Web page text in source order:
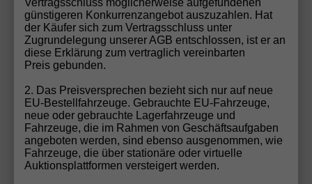
UVL:23.08.2026 30.390,– €
incl. 19% MwSt.
ab 236,– € mtl.
Vertragsschluss möglicherweise aufgefundenen
günstigeren Konkurrenzangebot auszuzahlen. Hat
der Käufer sich zum Vertragsschluss unter
Zugrundelegung unserer AGB entschlossen, ist er an
diese Erklärung zum vertraglich vereinbarten
Preis gebunden.
2. Das Preisversprechen bezieht sich nur auf neue
EU-Bestellfahrzeuge. Gebrauchte EU-Fahrzeuge,
neue oder gebrauchte Lagerfahrzeuge und
Fahrzeuge, die im Rahmen von Geschäftsaufgaben
angeboten werden, sind ebenso ausgenommen, wie
Fahrzeuge, die über stationäre oder virtuelle
Auktionsplattformen versteigert werden.